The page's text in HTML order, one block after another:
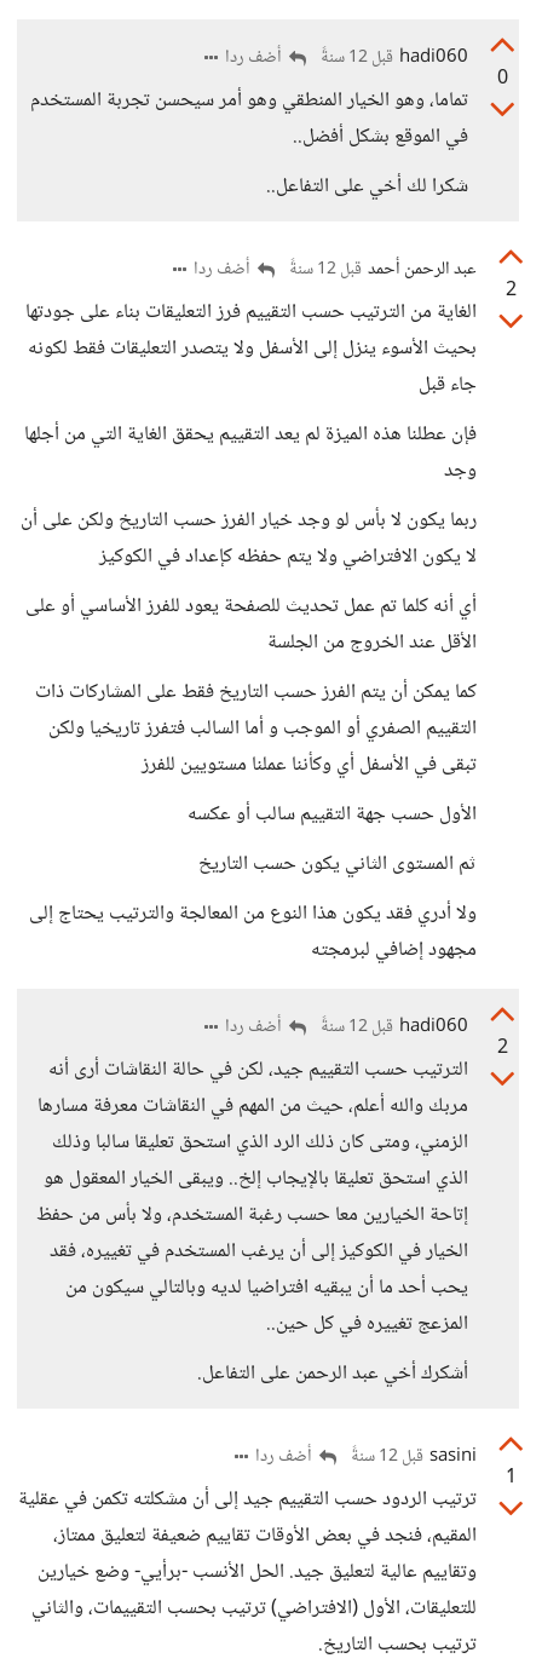
0
hadi060 قبل 12 سنةً أضف ردا
تماما، وهو الخيار المنطقي وهو أمر سيحسن تجربة المستخدم
في الموقع بشكل أفضل..
شكرا لك أخي على التفاعل..
2
عبد الرحمن أحمد قبل 12 سنةً أضف ردا
الغاية من الترتيب حسب التقييم فرز التعليقات بناء على جودتها
بحيث الأسوء ينزل إلى الأسفل ولا يتصدر التعليقات فقط لكونه
جاء قبل
فإن عطلنا هذه الميزة لم يعد التقييم يحقق الغاية التي من أجلها
وجد
ربما يكون لا بأس لو وجد خيار الفرز حسب التاريخ ولكن على أن
لا يكون الافتراضي ولا يتم حفظه كإعداد في الكوكيز
أي أنه كلما تم عمل تحديث للصفحة يعود للفرز الأساسي أو على
الأقل عند الخروج من الجلسة
كما يمكن أن يتم الفرز حسب التاريخ فقط على المشاركات ذات
التقييم الصفري أو الموجب و أما السالب فتفرز تاريخيا ولكن
تبقى في الأسفل أي وكأننا عملنا مستويين للفرز
الأول حسب جهة التقييم سالب أو عكسه
ثم المستوى الثاني يكون حسب التاريخ
ولا أدري فقد يكون هذا النوع من المعالجة والترتيب يحتاج إلى
مجهود إضافي لبرمجته
2
hadi060 قبل 12 سنةً أضف ردا
الترتيب حسب التقييم جيد، لكن في حالة النقاشات أرى أنه
مربك والله أعلم، حيث من المهم في النقاشات معرفة مسارها
الزمني، ومتى كان ذلك الرد الذي استحق تعليقا سالبا وذلك
الذي استحق تعليقا بالإيجاب إلخ.. ويبقى الخيار المعقول هو
إتاحة الخيارين معا حسب رغبة المستخدم، ولا بأس من حفظ
الخيار في الكوكيز إلى أن يرغب المستخدم في تغييره، فقد
يحب أحد ما أن يبقيه افتراضيا لديه وبالتالي سيكون من
المزعج تغييره في كل حين..
أشكرك أخي عبد الرحمن على التفاعل.
1
sasini قبل 12 سنةً أضف ردا
ترتيب الردود حسب التقييم جيد إلى أن مشكلته تكمن في عقلية
المقيم، فنجد في بعض الأوقات تقاييم ضعيفة لتعليق ممتاز،
وتقاييم عالية لتعليق جيد. الحل الأنسب -برأيي- وضع خيارين
للتعليقات، الأول (الافتراضي) ترتيب بحسب التقييمات، والثاني
ترتيب بحسب التاريخ.